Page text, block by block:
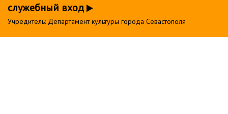
служебный вход
Учредитель: Департамент культуры города Севастополя